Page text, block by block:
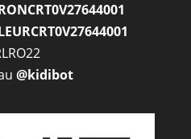
@kidibot